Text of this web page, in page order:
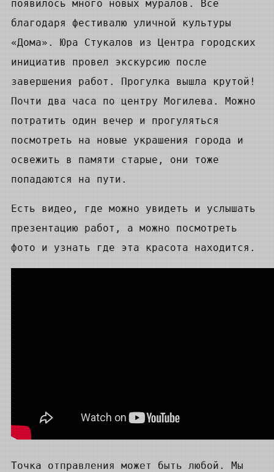
появилось много новых муралов. Все
благодаря фестивалю уличной культуры
«Дома». Юра Стукалов из Центра городских
инициатив провел экскурсию после
завершения работ. Прогулка вышла крутой!
Почти два часа по центру Могилева. Можно
потратить один вечер и прогуляться
посмотреть на новые украшения города и
освежить в памяти старые, они тоже
попадаются на пути.
Есть видео, где можно увидеть и услышать
презентацию работ, а можно посмотреть
фото и узнать где эта красота находится.
Точка отправления может быть любой. Мы